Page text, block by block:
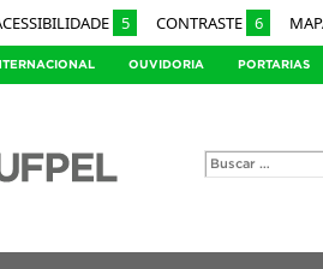
5 CONTRASTE 6
OUVIDORIA PORTARIAS